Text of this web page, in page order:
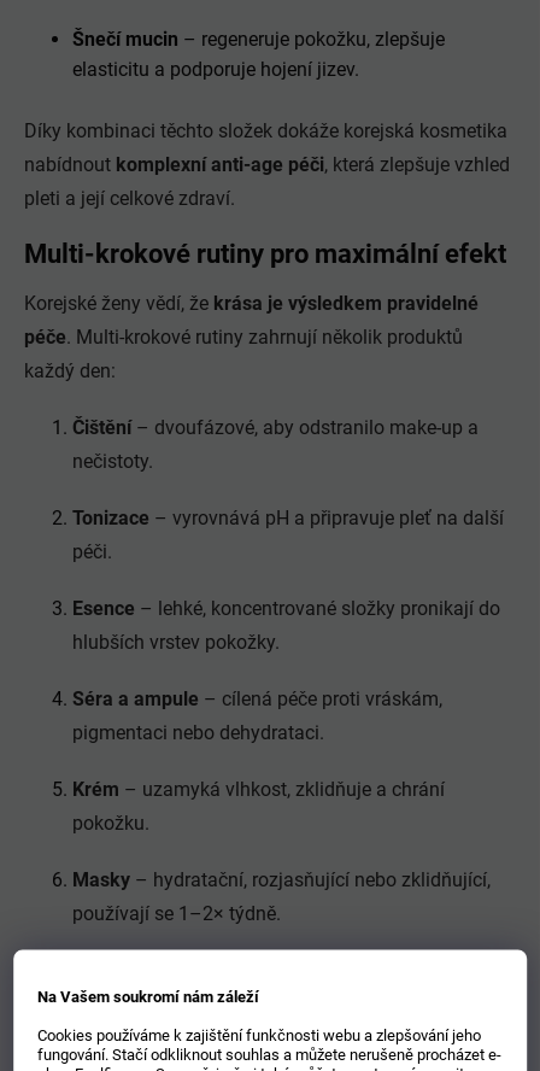
Na Vašem soukromí nám záleží
Cookies používáme k zajištění funkčnosti webu a zlepšování jeho
fungování. Stačí odkliknout souhlas a můžete nerušeně procházet e-
Šnečí mucin – regeneruje pokožku, zlepšuje
elasticitu a podporuje hojení jizev.
Díky kombinaci těchto složek dokáže korejská kosmetika
nabídnout komplexní anti-age péči, která zlepšuje vzhled
pleti a její celkové zdraví.
Multi-krokové rutiny pro maximální efekt
Korejské ženy vědí, že krása je výsledkem pravidelné
péče. Multi-krokové rutiny zahrnují několik produktů
každý den:
Čištění– dvoufázové, aby odstranilo make-up a
nečistoty.
Tonizace – vyrovnává pH a připravuje pleť na další
péči.
Esence – lehké, koncentrované složky pronikají do
hlubších vrstev pokožky.
Séra a ampule – cílená péče proti vráskám,
pigmentaci nebo dehydrataci.
Krém – uzamyká vlhkost, zklidňuje a chrání
pokožku.
Masky – hydratační, rozjasňující nebo zklidňující,
používají se 1–2× týdně.